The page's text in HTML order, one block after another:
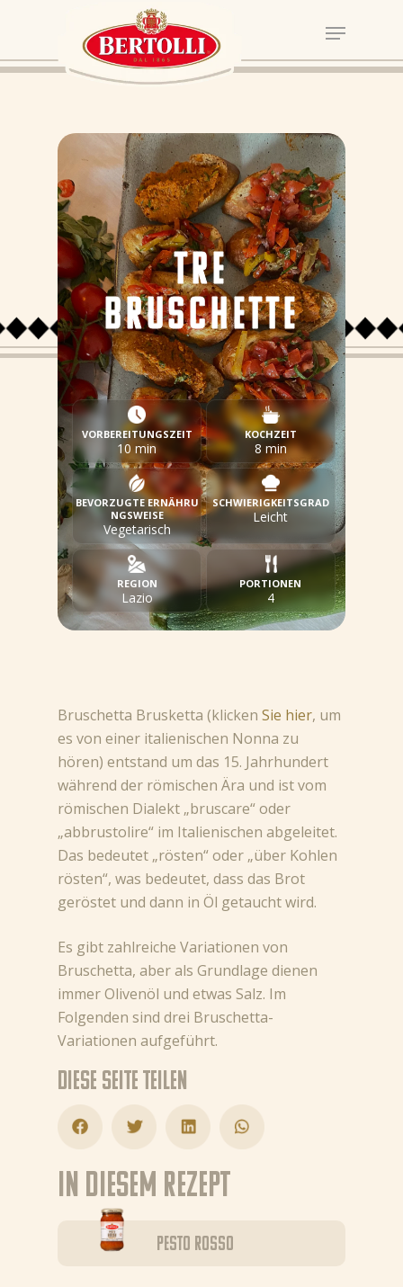
TRE
BRUSCHETTE
VORBEREITUNGSZEIT
10 min
KOCHZEIT
8 min
BEVORZUGTE ERNÄHRU
NGSWEISE
Vegetarisch
SCHWIERIGKEITSGRAD
Leicht
REGION
Lazio
PORTIONEN
4
Bruschetta Brusketta (klickenSie hier, um
es von einer italienischen Nonna zu
hören) entstand um das 15. Jahrhundert
während der römischen Ära und ist vom
römischen Dialekt „bruscare“ oder
„abbrustolire“ im Italienischen abgeleitet.
Das bedeutet „rösten“ oder „über Kohlen
rösten“, was bedeutet, dass das Brot
geröstet und dann in Öl getaucht wird.
Es gibt zahlreiche Variationen von
Bruschetta, aber als Grundlage dienen
immer Olivenöl und etwas Salz. Im
Folgenden sind drei Bruschetta-
Variationen aufgeführt.
Diese Seite teilen
In diesem Rezept
Pesto Rosso